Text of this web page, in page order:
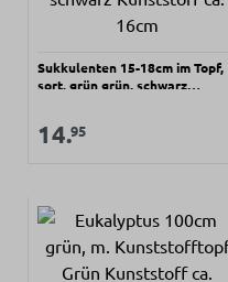
Sukkulenten 15-18cm im Topf,
sort. grün grün, schwarz
Regulärer
Verkaufspreis:
14.95